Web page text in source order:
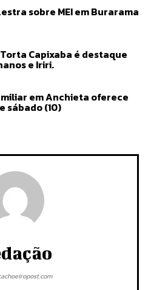
sobre MEI em Burarama
Capixaba é destaque
e Iriri.
em Anchieta oferece
sábado (10)